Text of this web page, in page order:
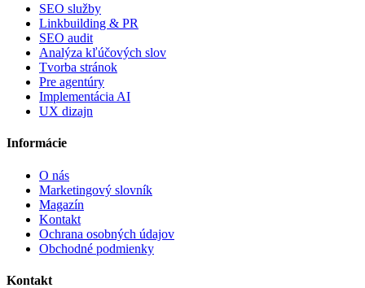
SEO služby
Linkbuilding & PR
SEO audit
Analýza kľúčových slov
Tvorba stránok
Pre agentúry
Implementácia AI
UX dizajn
Informácie
O nás
Marketingový slovník
Magazín
Kontakt
Ochrana osobných údajov
Obchodné podmienky
Kontakt